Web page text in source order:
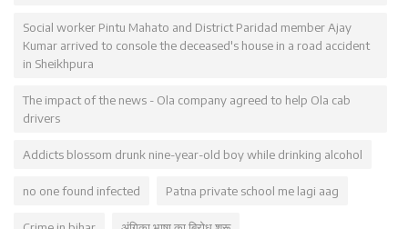
Social worker Pintu Mahato and District Paridad member Ajay
Kumar arrived to console the deceased's house in a road accident
in Sheikhpura
The impact of the news - Ola company agreed to help Ola cab
drivers
Addicts blossom drunk nine-year-old boy while drinking alcohol
no one found infected Patna private school me lagi aag